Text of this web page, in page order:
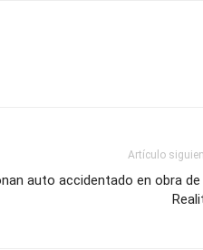
Artículo
auto accidentado en obra de